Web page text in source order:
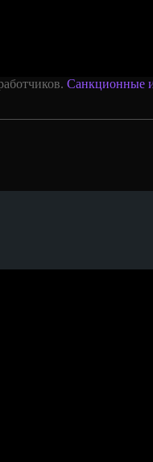
Санкционные